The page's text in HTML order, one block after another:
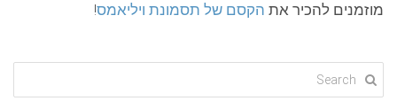
מוזמנים להכיר אתהקסם של תסמונת ויליאמס!